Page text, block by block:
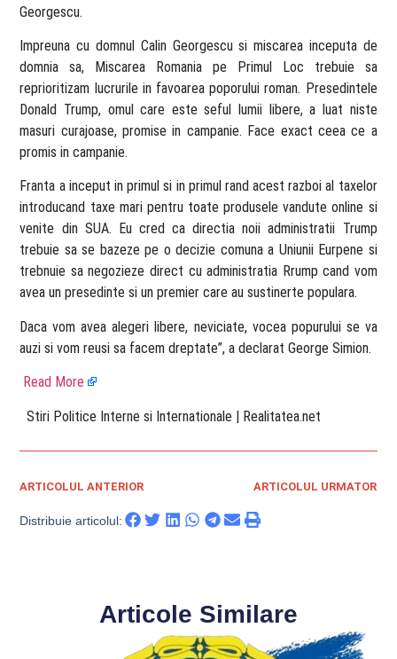
Georgescu.
Impreuna cu domnul Calin Georgescu si miscarea inceputa de
domnia sa, Miscarea Romania pe Primul Loc trebuie sa
reprioritizam lucrurile in favoarea poporului roman. Presedintele
Donald Trump, omul care este seful lumii libere, a luat niste
masuri curajoase, promise in campanie. Face exact ceea ce a
promis in campanie.
Franta a inceput in primul si in primul rand acest razboi al taxelor
introducand taxe mari pentru toate produsele vandute online si
venite din SUA. Eu cred ca directia noii administratii Trump
trebuie sa se bazeze pe o decizie comuna a Uniunii Eurpene si
trebnuie sa negozieze direct cu administratia Rrump cand vom
avea un presedinte si un premier care au sustinerte populara.
Daca vom avea alegeri libere, neviciate, vocea popurului se va
auzi si vom reusi sa facem dreptate”, a declarat George Simion.
Read More
​ Stiri Politice Interne si Internationale | Realitatea.net
ARTICOLUL ANTERIOR ARTICOLUL URMATOR
Distribuie articolul:
Articole Similare